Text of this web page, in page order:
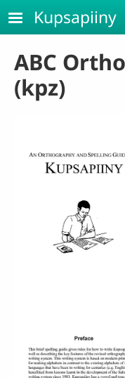
Skip to main content
Kupsapiiny
ABC
(kpz)